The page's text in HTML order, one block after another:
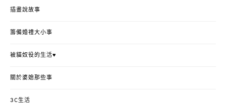
插畫說故事
籌備婚禮大小事
被貓奴役的生活♥
關於婆媳那些事
3C生活